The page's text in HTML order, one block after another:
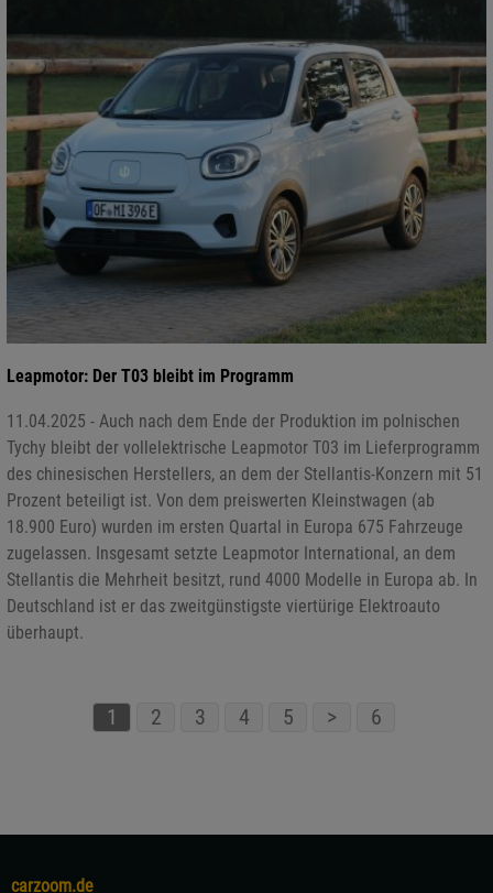
Leapmotor: Der T03 bleibt im Programm
11.04.2025 - Auch nach dem Ende der Produktion im polnischen
Tychy bleibt der vollelektrische Leapmotor T03 im Lieferprogramm
des chinesischen Herstellers, an dem der Stellantis-Konzern mit 51
Prozent beteiligt ist. Von dem preiswerten Kleinstwagen (ab
18.900 Euro) wurden im ersten Quartal in Europa 675 Fahrzeuge
zugelassen. Insgesamt setzte Leapmotor International, an dem
Stellantis die Mehrheit besitzt, rund 4000 Modelle in Europa ab. In
Deutschland ist er das zweitgünstigste viertürige Elektroauto
überhaupt.
1 2 3 4 5 > 6
carzoom.de